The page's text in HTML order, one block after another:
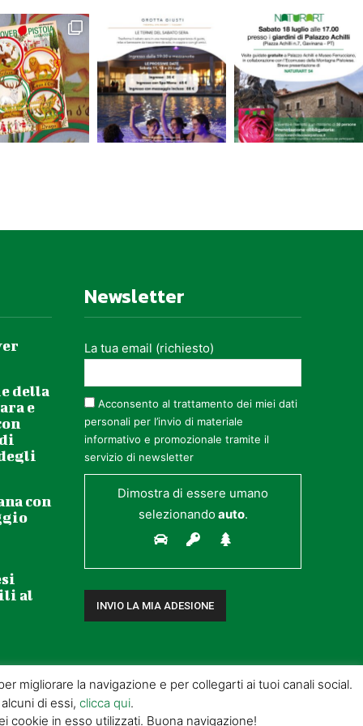
della
e
con
al
Newsletter
La tua email (richiesto)
Acconsento al trattamento dei miei dati
personali per l’invio di materiale
informativo e promozionale tramite il
servizio di newsletter
Dimostra di essere umano
selezionandoauto.
migliorare la navigazione e per collegarti ai tuoi canali social.
di essi, clicca qui.
cookie in esso utilizzati. Buona navigazione!